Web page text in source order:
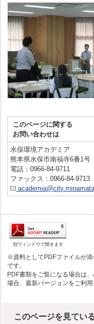
このページに関する
お問い合わせは
水俣環境アカデミア
熊本県水俣市南福寺6番1号
電話：0966-84-9711
ファックス：0966-84-9713
別ウィンドウで開きます
※資料としてPDFファイルが
です。
PDF書類をご覧になる場合は
場合、最新バージョンをご利用
このページを見てい